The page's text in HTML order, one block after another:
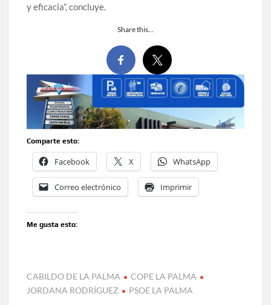
y eficacia”, concluye.
Share this…
Comparte esto:
Facebook X WhatsApp
Correo electrónico Imprimir
Me gusta esto:
CABILDO DE LA PALMA
COPE LA PALMA
JORDANA RODRÍGUEZ
PSOE LA PALMA